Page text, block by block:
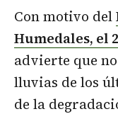
Con motivo del
Humedales, el
advierte que
lluvias de los
de la